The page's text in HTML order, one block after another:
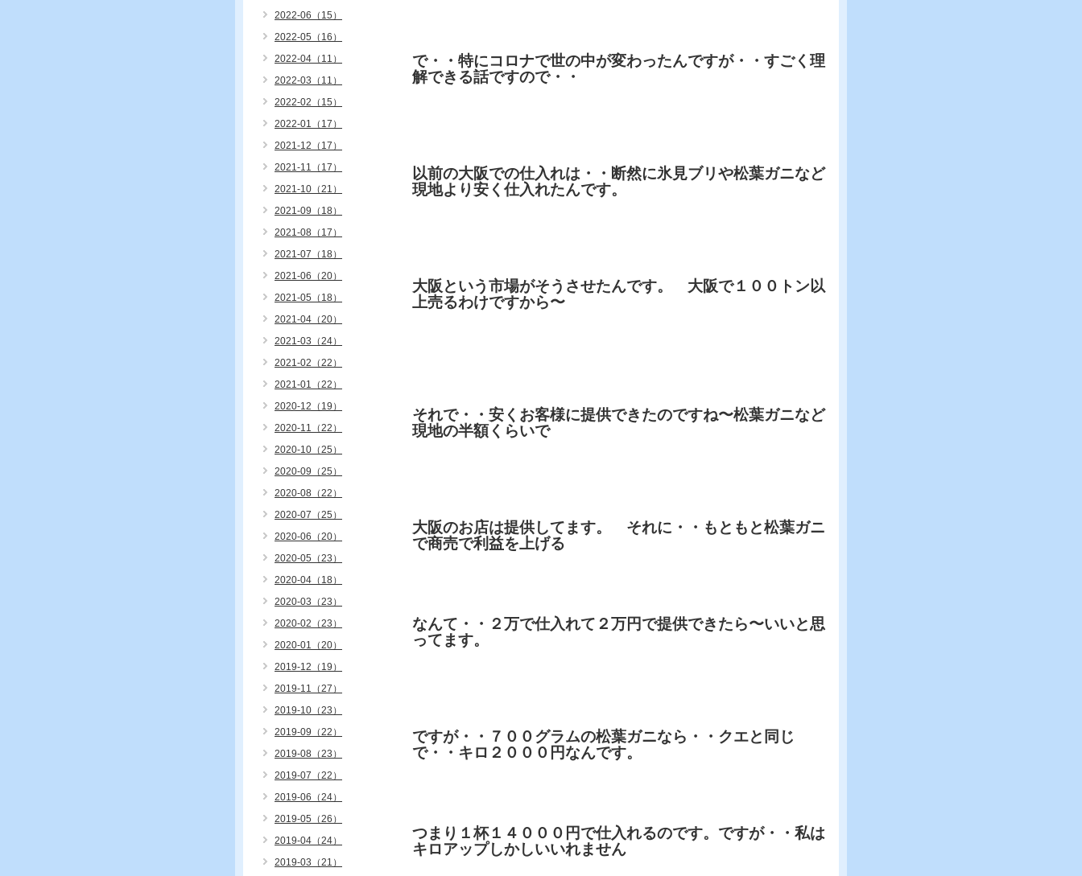
で・・特にコロナで世の中が変わったんですが・・すごく理
解できる話ですので・・
以前の大阪での仕入れは・・断然に氷見ブリや松葉ガニなど
現地より安く仕入れたんです。
大阪という市場がそうさせたんです。 大阪で１００トン以
上売るわけですから〜
それで・・安くお客様に提供できたのですね〜松葉ガニなど
現地の半額くらいで
大阪のお店は提供してます。 それに・・もともと松葉ガニ
で商売で利益を上げる
なんて・・２万で仕入れて２万円で提供できたら〜いいと思
ってます。
ですが・・７００グラムの松葉ガニなら・・クエと同じ
で・・キロ２０００円なんです。
つまり１杯１４０００円で仕入れるのです。ですが・・私は
キロアップしかしいいれません
2022-06（15）
2022-05（16）
2022-04（11）
2022-03（11）
2022-02（15）
2022-01（17）
2021-12（17）
2021-11（17）
2021-10（21）
2021-09（18）
2021-08（17）
2021-07（18）
2021-06（20）
2021-05（18）
2021-04（20）
2021-03（24）
2021-02（22）
2021-01（22）
2020-12（19）
2020-11（22）
2020-10（25）
2020-09（25）
2020-08（22）
2020-07（25）
2020-06（20）
2020-05（23）
2020-04（18）
2020-03（23）
2020-02（23）
2020-01（20）
2019-12（19）
2019-11（27）
2019-10（23）
2019-09（22）
2019-08（23）
2019-07（22）
2019-06（24）
2019-05（26）
2019-04（24）
2019-03（21）